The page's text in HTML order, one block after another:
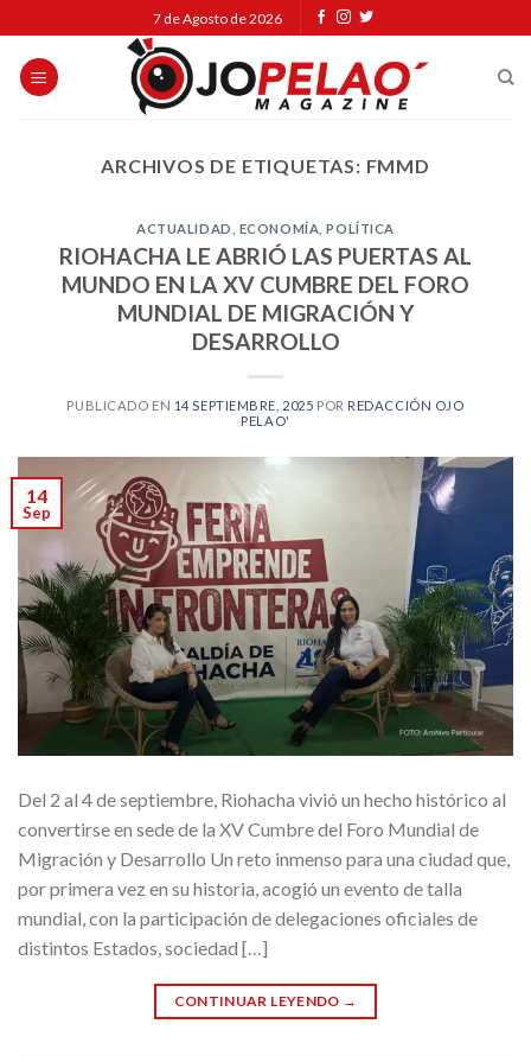
to
content
7 de Agosto de 2026
ARCHIVOS DE ETIQUETAS: FMMD
ACTUALIDAD ECONOMÍA ,POLÍTICA
RIOHACHA LE ABRIÓ LAS PUERTAS AL
MUNDO EN LA XV CUMBRE DEL FORO
MUNDIAL DE MIGRACIÓN Y
DESARROLLO
PUBLICADO EN 14 SEPTIEMBRE, 2025 POR REDACCIÓN OJO
PELAO'
14
Sep
Del 2 al 4 de septiembre, Riohacha vivió un hecho histórico al
convertirse en sede de la XV Cumbre del Foro Mundial de
Migración y Desarrollo Un reto inmenso para una ciudad que,
por primera vez en su historia, acogió un evento de talla
mundial, con la participación de delegaciones oficiales de
distintos Estados, sociedad […]
CONTINUAR LEYENDO →